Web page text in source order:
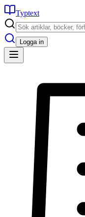
Typtext
Logga in